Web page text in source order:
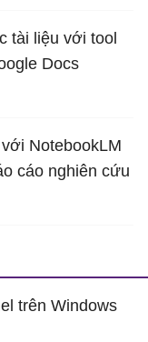
tài liệu với tool
Docs
NotebookLM
cáo nghiên cứu
trên Windows